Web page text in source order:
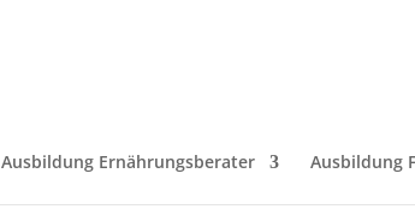
Ausbildung Ernährungsberater Ausbildung